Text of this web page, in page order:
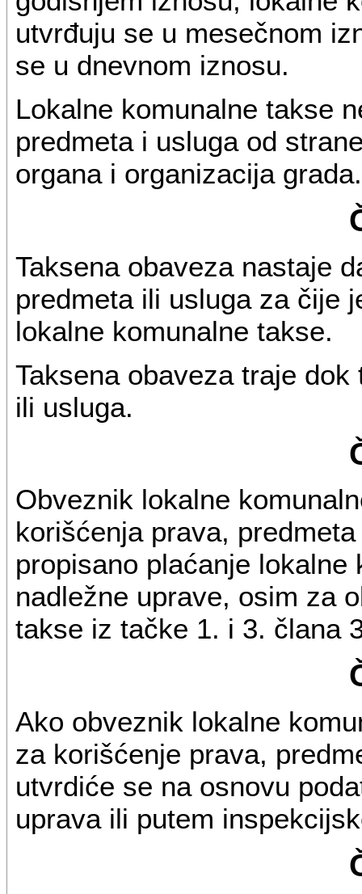
utvrđuju se u mesečnom
se u dnevnom iznosu.
Lokalne komunalne takse
predmeta i usluga od
organa i organizacija grada.
Taksena obaveza nastaje
predmeta ili usluga za čije
lokalne komunalne takse.
Taksena obaveza traje
ili usluga.
Obveznik lokalne
korišćenja prava,
propisano plaćanje
nadležne uprave, osim za
takse iz tačke 1. i 3. člana
Ako obveznik lokalne
za korišćenje prava,
utvrdiće se na osnovu
uprava ili putem